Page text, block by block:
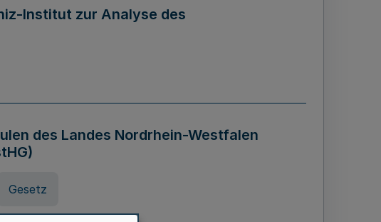
Institut zur Analyse des
des Landes Nordrhein-Westfalen
Gesetz